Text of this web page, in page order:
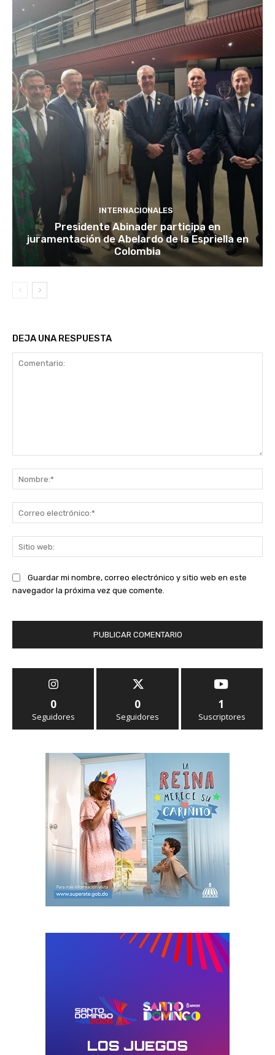
INTERNACIONALES
Presidente Abinader participa en
juramentación de Abelardo de la Espriella en
Colombia
DEJA UNA RESPUESTA
Guardar mi nombre, correo electrónico y sitio web en este
navegador la próxima vez que comente.
0
Seguidores
0
Seguidores
1
Suscriptores